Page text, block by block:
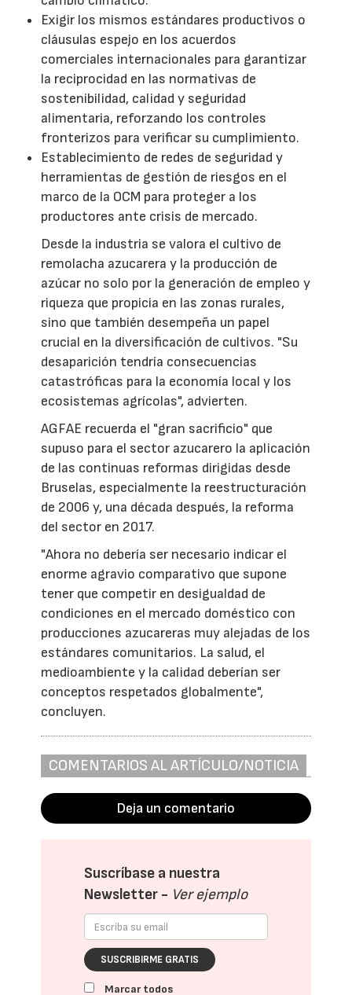
Exigir los mismos estándares productivos o
cláusulas espejo en los acuerdos
comerciales internacionales para garantizar
la reciprocidad en las normativas de
sostenibilidad, calidad y seguridad
alimentaria, reforzando los controles
fronterizos para verificar su cumplimiento.
Establecimiento de redes de seguridad y
herramientas de gestión de riesgos en el
marco de la OCM para proteger a los
productores ante crisis de mercado.
Desde la industria se valora el cultivo de
remolacha azucarera y la producción de
azúcar no solo por la generación de empleo y
riqueza que propicia en las zonas rurales,
sino que también desempeña un papel
crucial en la diversificación de cultivos. "Su
desaparición tendría consecuencias
catastróficas para la economía local y los
ecosistemas agrícolas", advierten.
AGFAE recuerda el "gran sacrificio" que
supuso para el sector azucarero la aplicación
de las continuas reformas dirigidas desde
Bruselas, especialmente la reestructuración
de 2006 y, una década después, la reforma
del sector en 2017.
"Ahora no debería ser necesario indicar el
enorme agravio comparativo que supone
tener que competir en desigualdad de
condiciones en el mercado doméstico con
producciones azucareras muy alejadas de los
estándares comunitarios. La salud, el
medioambiente y la calidad deberían ser
conceptos respetados globalmente",
concluyen.
COMENTARIOS AL ARTÍCULO/NOTICIA
Deja un comentario
Suscríbase a nuestra
Newsletter - Ver ejemplo
SUSCRIBIRME GRATIS
Marcar todos